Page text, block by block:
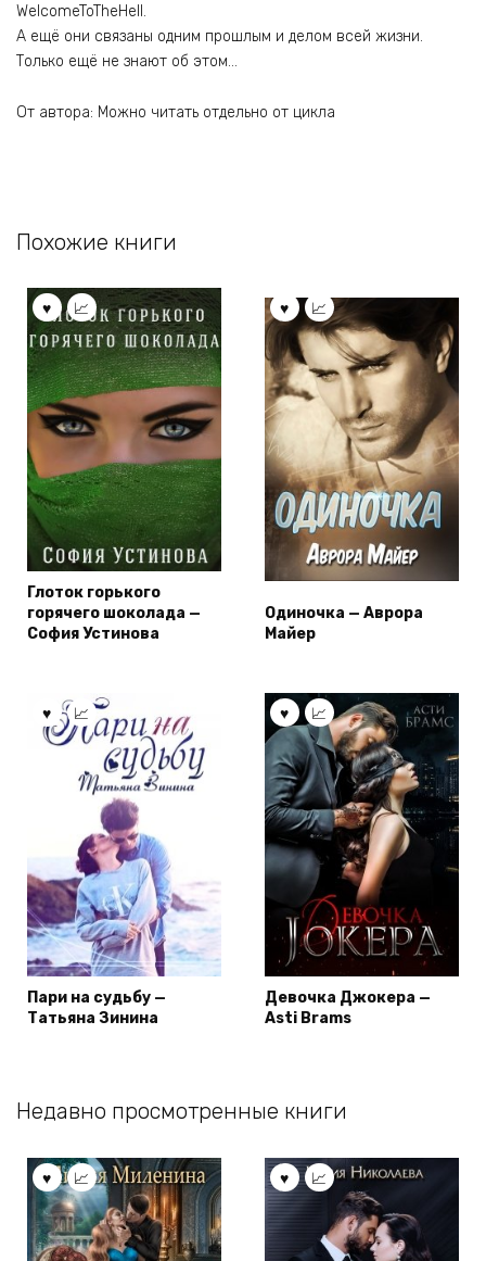
WelcomeToTheHell.
А ещё они связаны одним прошлым и делом всей жизни.
Только ещё не знают об этом…
От автора: Можно читать отдельно от цикла
Похожие книги
Глоток горького
горячего шоколада —
София Устинова
Одиночка — Аврора
Майер
Пари на судьбу —
Татьяна Зинина
Девочка Джокера —
Asti Brams
Недавно просмотренные книги